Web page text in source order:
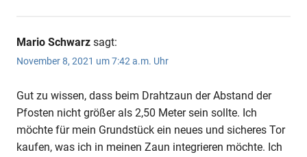
Mario Schwarz sagt:
November 8, 2021 um 7:42 a.m. Uhr
Gut zu wissen, dass beim Drahtzaun der Abstand der
Pfosten nicht größer als 2,50 Meter sein sollte. Ich
möchte für mein Grundstück ein neues und sicheres Tor
kaufen, was ich in meinen Zaun integrieren möchte. Ich